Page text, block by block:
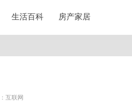
生活百科 房产家居
互联网